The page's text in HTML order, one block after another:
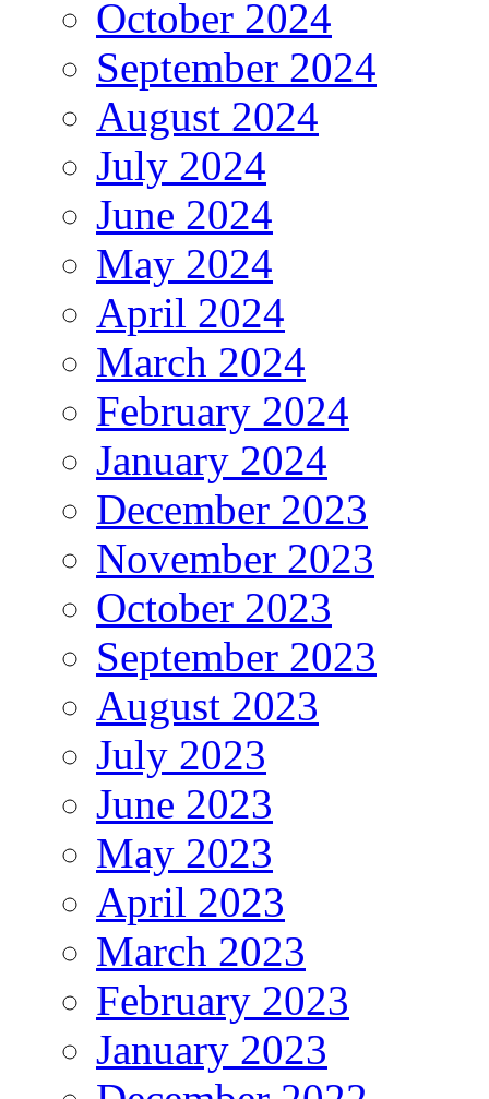
October 2024
September 2024
August 2024
July 2024
June 2024
May 2024
April 2024
March 2024
February 2024
January 2024
December 2023
November 2023
October 2023
September 2023
August 2023
July 2023
June 2023
May 2023
April 2023
March 2023
February 2023
January 2023